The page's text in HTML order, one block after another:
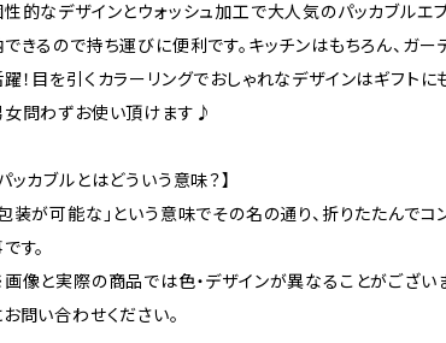
的なデザインとウォッシュ加工で大人気のパッカブルエ
きるので持ち運びに便利です。キッチンはもちろん、ガ
躍！目を引くカラーリングでおしゃれなデザインはギフト
女問わずお使い頂けます♪
パッカブルとはどういう意味？】
包装が可能な」という意味でその名の通り、折りたたんで
す。
像と実際の商品では色・デザインが異なることがござい
お問い合わせください。